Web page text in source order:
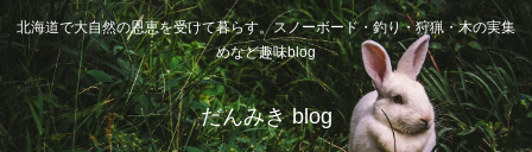
北海道で大自然の恩恵を受けて暮らす。スノーボード・釣り・狩猟・木の実集
めなど趣味blog
だんみき blog